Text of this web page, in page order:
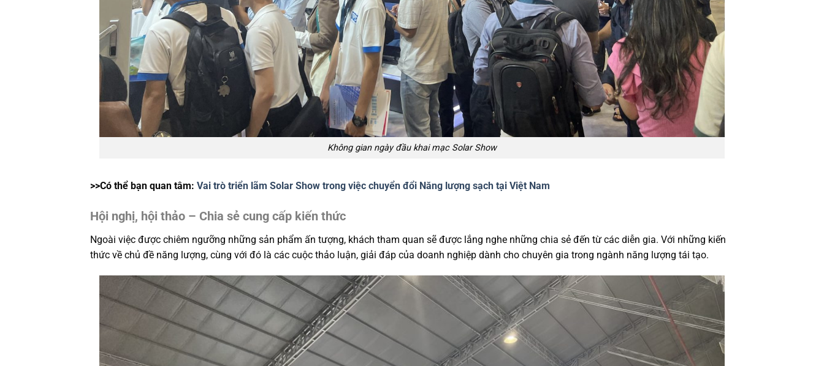
Không gian ngày đầu khai mạc Solar Show
>>Có thể bạn quan tâm: Vai trò triển lãm Solar Show trong việc chuyển đổi Năng lượng sạch tại Việt Nam
Hội nghị, hội thảo – Chia sẻ cung cấp kiến thức
Ngoài việc được chiêm ngưỡng những sản phẩm ấn tượng, khách tham quan sẽ được lắng nghe những chia sẻ đến từ các diễn gia. Với những kiến
thức về chủ đề năng lượng, cùng với đó là các cuộc thảo luận, giải đáp của doanh nghiệp dành cho chuyên gia trong ngành năng lượng tái tạo.